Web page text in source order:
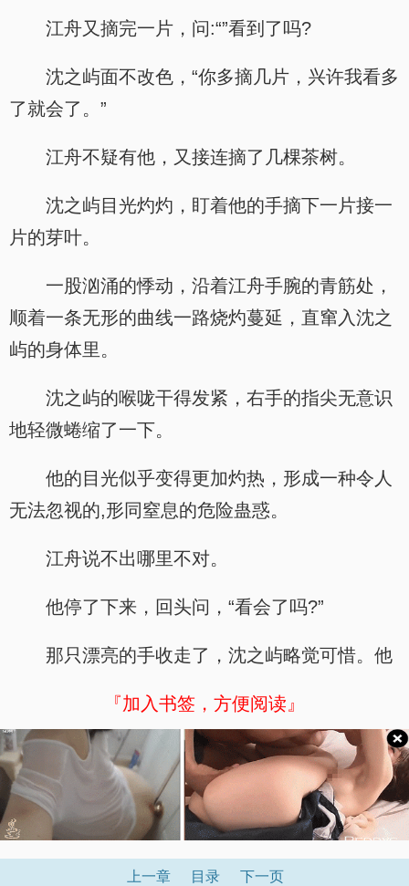
江舟又摘完一片，问:“”看到了吗?
沈之屿面不改色，“你多摘几片，兴许我看多
了就会了。”
江舟不疑有他，又接连摘了几棵茶树。
沈之屿目光灼灼，盯着他的手摘下一片接一
片的芽叶。
一股汹涌的悸动，沿着江舟手腕的青筋处，
顺着一条无形的曲线一路烧灼蔓延，直窜入沈之
屿的身体里。
沈之屿的喉咙干得发紧，右手的指尖无意识
地轻微蜷缩了一下。
他的目光似乎变得更加灼热，形成一种令人
无法忽视的,形同窒息的危险蛊惑。
江舟说不出哪里不对。
他停了下来，回头问，“看会了吗?”
那只漂亮的手收走了，沈之屿略觉可惜。他
『加入书签，方便阅读』
上一章 目录 下一页